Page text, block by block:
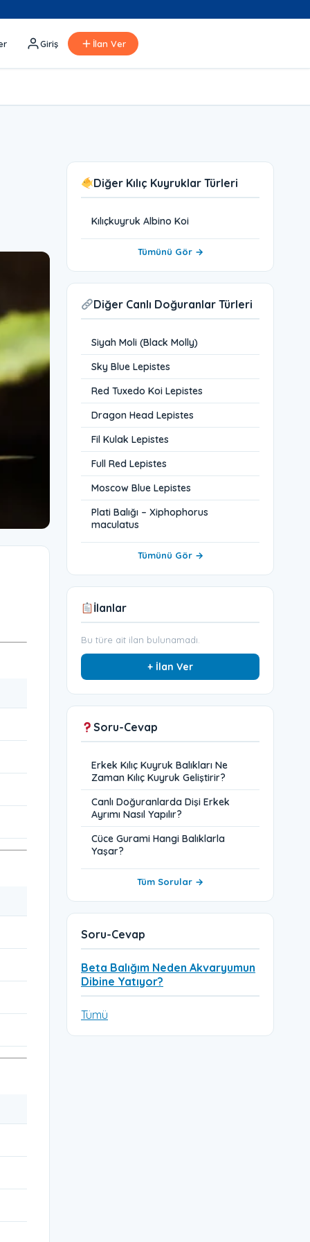
Giriş İlan Ver
Diğer Kılıç Kuyruklar Türleri
Kılıçkuyruk Albino Koi
Tümünü Gör →
Diğer Canlı Doğuranlar Türleri
Siyah Moli (Black Molly)
Sky Blue Lepistes
Red Tuxedo Koi Lepistes
Dragon Head Lepistes
Fil Kulak Lepistes
Full Red Lepistes
Moscow Blue Lepistes
Plati Balığı – Xiphophorus
maculatus
Tümünü Gör →
İlanlar
Bu türe ait ilan bulunamadı.
+ İlan Ver
Soru-Cevap
Erkek Kılıç Kuyruk Balıkları Ne
Zaman Kılıç Kuyruk Geliştirir?
Canlı Doğuranlarda Dişi Erkek
Ayrımı Nasıl Yapılır?
Cüce Gurami Hangi Balıklarla
Yaşar?
Tüm Sorular →
Soru-Cevap
Beta Balığım Neden Akvaryumun
Dibine Yatıyor?
Tümü